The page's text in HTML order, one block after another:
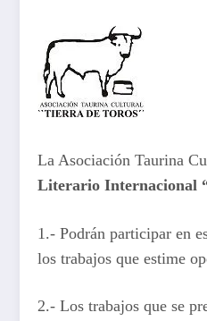
La Asociación Taurina
Literario Internacional
1.- Podrán participar en
los trabajos que estime
2.- Los trabajos que se